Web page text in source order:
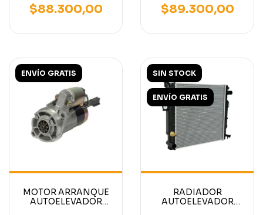
$88.300,00
K15/K21/K25 /H20-2
$89.300,00
ENVÍO GRATIS
MOTOR ARRANQUE
AUTOELEVADOR
SIN STOCK
ENVÍO GRATIS
RADIADOR
AUTOELEVADOR